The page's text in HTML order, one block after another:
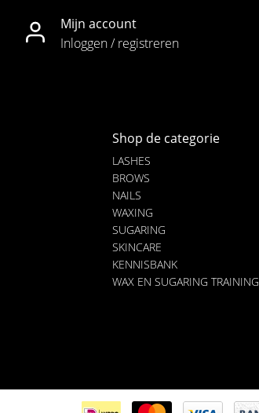
Mijn account
Inloggen / registreren
Shop de categorie
LASHES
BROWS
NAILS
WAXING
SUGARING
SKINCARE
KENNISBANK
WAX EN SUGARING TRAINING